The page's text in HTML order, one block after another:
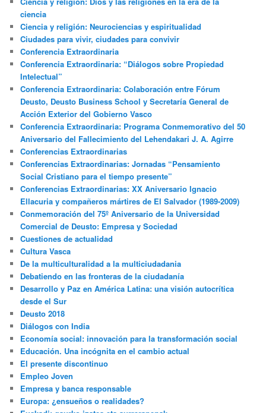
ciencia
Ciencia y religión: Neurociencias y espiritualidad
Ciudades para vivir, ciudades para convivir
Conferencia Extraordinaria
Conferencia Extraordinaria: “Diálogos sobre Propiedad
Intelectual”
Conferencia Extraordinaria: Colaboración entre Fórum
Deusto, Deusto Business School y Secretaría General de
Acción Exterior del Gobierno Vasco
Conferencia Extraordinaria: Programa Conmemorativo del 50
Aniversario del Fallecimiento del Lehendakari J. A. Agirre
Conferencias Extraordinarias
Conferencias Extraordinarias: Jornadas “Pensamiento
Social Cristiano para el tiempo presente”
Conferencias Extraordinarias: XX Aniversario Ignacio
Ellacuria y compañeros mártires de El Salvador (1989-2009)
Conmemoración del 75º Aniversario de la Universidad
Comercial de Deusto: Empresa y Sociedad
Cuestiones de actualidad
Cultura Vasca
De la multiculturalidad a la multiciudadania
Debatiendo en las fronteras de la ciudadanía
Desarrollo y Paz en América Latina: una visión autocrítica
desde el Sur
Deusto 2018
Diálogos con India
Economía social: innovación para la transformación social
Educación. Una incógnita en el cambio actual
El presente discontinuo
Empleo Joven
Empresa y banca responsable
Europa: ¿ensueños o realidades?